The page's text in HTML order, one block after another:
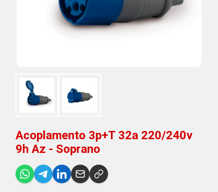
Acoplamento 3p+T 32a 220/240v
9h Az - Soprano